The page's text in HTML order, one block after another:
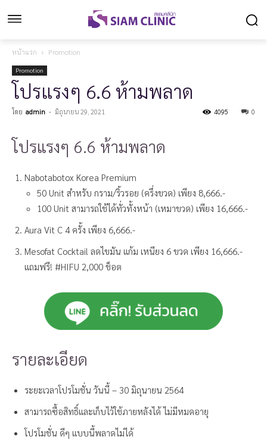
หน้าแรก Promotion
Promotion
โปรแรงๆ 6.6 ห้ามพลาด
โดย admin - มิถุนายน 29, 2021 0
4095
โปรแรงๆ 6.6 ห้ามพลาด
Nabotabotox Korea Premium
50 Unit สำหรับ กราม/ริ้วรอย (ครึ่งขวด) เพียง 8,666.-
100 Unit สามารถใช้ได้ทั่วทั้งหน้า (เหมาขวด) เพียง 16,666.-
Aura Vit C 4 ครั้ง เพียง 6,666.-
Mesofat Cocktail ลดไขมัน แก้ม เหนียง 6 ขวด เพียง 16,666.-
แถมฟรี! #HIFU 2,000 ช็อต
รายละเอียด
ระยะเวลาโปรโมชั่น วันนี้ – 30 มิถุนายน 2564
สามารถซื้อสิทธิ์และเก็บไว้ใช้ภายหลังได้ ไม่มีหมดอายุ
โปรโมชั่น ดีๆ แบบนี้พลาดไม่ได้